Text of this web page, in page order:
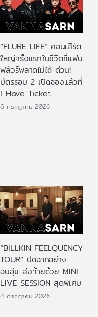
“FLURE LIFE” คอนเสิร์ต
ใหญ่ครั้งแรกในชีวิตที่แฟน
ฟลัวร์พลาดไม่ได้ ด่วน!
บัตรรอบ 2 เปิดจองแล้วที่
I Have Ticket
6 กรกฎาคม 2026
“BILLKIN FEELQUENCY
TOUR” ปิดฉากอย่าง
อบอุ่น ส่งท้ายด้วย MINI
LIVE SESSION สุดพิเศษ
4 กรกฎาคม 2026